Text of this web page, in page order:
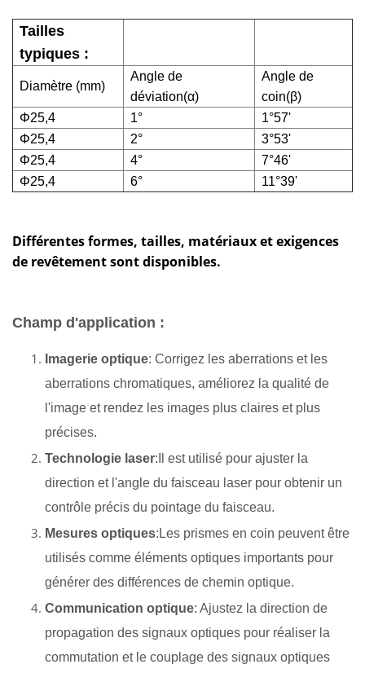
Tailles
typiques :
Diamètre (mm)
Angle de
déviation(α)
Angle de
coin(β)
Φ25,4
1°
1°57'
Φ25,4
2°
3°53'
Φ25,4
4°
7°46'
Φ25,4
6° 11°39'
Différentes formes, tailles, matériaux et exigences
de revêtement sont disponibles.
Champ d'application :
Imagerie optique: Corrigez les aberrations et les
aberrations chromatiques, améliorez la qualité de
l'image et rendez les images plus claires et plus
précises.
Technologie laser:Il est utilisé pour ajuster la
direction et l'angle du faisceau laser pour obtenir un
contrôle précis du pointage du faisceau.
Mesures optiques:Les prismes en coin peuvent être
utilisés comme éléments optiques importants pour
générer des différences de chemin optique.
Communication optique: Ajustez la direction de
propagation des signaux optiques pour réaliser la
commutation et le couplage des signaux optiques